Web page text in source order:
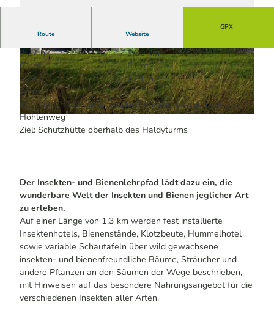
© Johannes Schuster | KI-optimiert
© Anja Kortmann / Das Bergische | KI-optimie
rt |CC-BY-SA
© Johannes Schuster | KI-optimiert
Route Website
GPX
0:27 h
1,30 km
61 m
61 m
229 m
278 m
49 m
Start: Oberhalb von Engelskirchen-Stiefelhagen auf dem
Höhlenweg
Ziel: Schutzhütte oberhalb des Haldyturms
Der Insekten- und Bienenlehrpfad lädt dazu ein, die
wunderbare Welt der Insekten und Bienen jeglicher Art
zu erleben.
Auf einer Länge von 1,3 km werden fest installierte
Insektenhotels, Bienenstände, Klotzbeute, Hummelhotel
sowie variable Schautafeln über wild gewachsene
insekten- und bienenfreundliche Bäume, Sträucher und
andere Pflanzen an den Säumen der Wege beschrieben,
mit Hinweisen auf das besondere Nahrungsangebot für die
verschiedenen Insekten aller Arten.